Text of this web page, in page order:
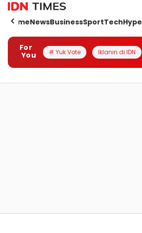
HomeNewsBusinessSportTechHype
For
You
# Yuk Vote Iklanin di IDN